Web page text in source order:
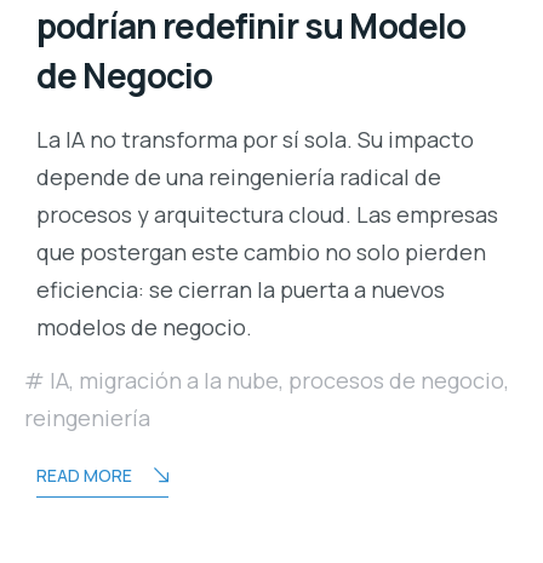
podrían redefinir su Modelo
de Negocio
La IA no transforma por sí sola. Su impacto
depende de una reingeniería radical de
procesos y arquitectura cloud. Las empresas
que postergan este cambio no solo pierden
eficiencia: se cierran la puerta a nuevos
modelos de negocio.
IA, migración a la nube, procesos de negocio,
reingeniería
READ MORE